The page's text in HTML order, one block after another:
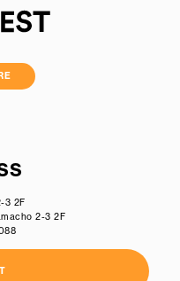
3 2F
2-3 2F